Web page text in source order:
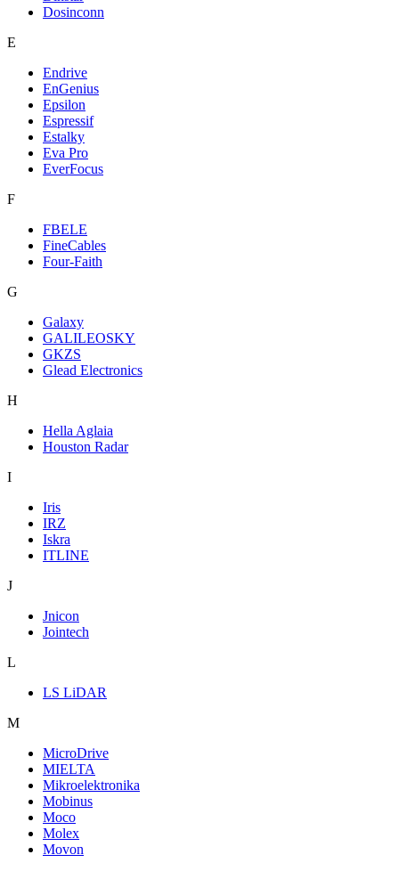
Dosinconn
E
Endrive
EnGenius
Epsilon
Espressif
Estalky
Eva Pro
EverFocus
F
FBELE
FineCables
Four-Faith
G
Galaxy
GALILEOSKY
GKZS
Glead Electronics
H
Hella Aglaia
Houston Radar
I
Iris
IRZ
Iskra
ITLINE
J
Jnicon
Jointech
L
LS LiDAR
M
MicroDrive
MIELTA
Mikroelektronika
Mobinus
Moco
Molex
Movon